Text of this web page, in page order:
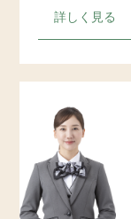
詳しく見る